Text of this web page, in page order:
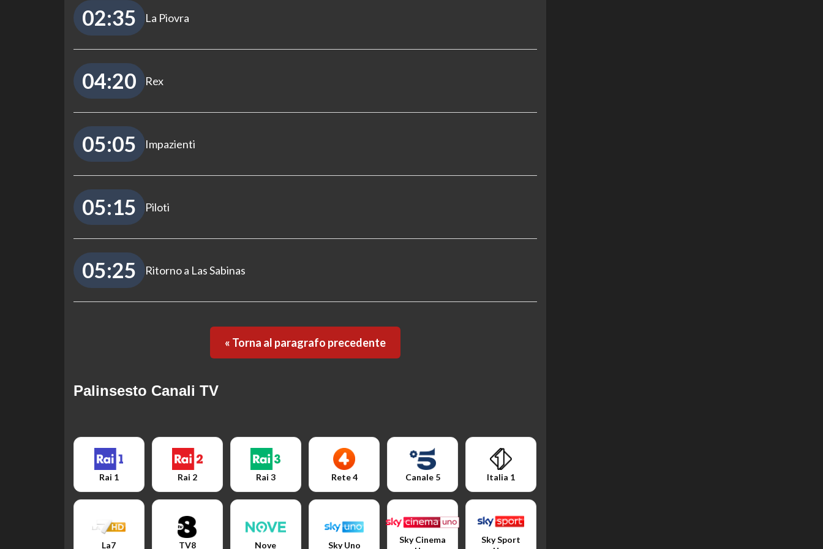
02:35 La Piovra
04:20 Rex
05:05 Impazienti
05:15 Piloti
05:25 Ritorno a Las Sabinas
« Torna al paragrafo precedente
Palinsesto Canali TV
Rai 1 Rai 2 Rai 3 Rete 4 Canale 5 Italia 1
La7 TV8 Nove Sky Uno
Sky Cinema
Sky Sport